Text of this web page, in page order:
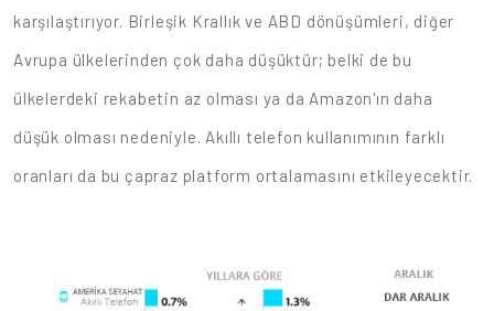
karşılaştırıyor. Birleşik Krallık ve ABD dönüşümleri, diğer
Avrupa ülkelerinden çok daha düşüktür; belki de bu
ülkelerdeki rekabetin az olması ya da Amazon'ın daha
düşük olması nedeniyle. Akıllı telefon kullanımının farklı
oranları da bu çapraz platform ortalamasını etkileyecektir.